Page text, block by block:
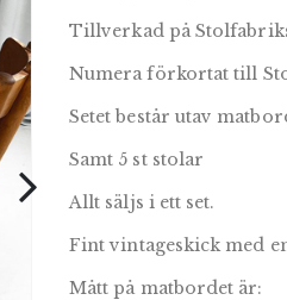
Tillverkad på
Numera förkortat till
Setet består utav
Samt 5 st stolar
Allt säljs i ett set.
Fint vintageskick med
Mått på matbordet är: